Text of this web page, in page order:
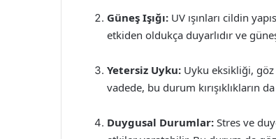
Güneş Işığı: UV ışınları cildin
etkiden oldukça duyarlıdır ve
Yetersiz Uyku: Uyku eksikliği,
vadede, bu durum kırışıklıkların
Duygusal Durumlar: Stres ve